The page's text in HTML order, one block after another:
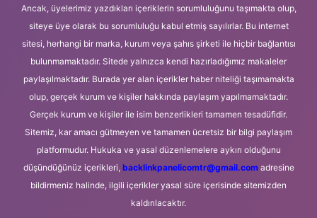
Ancak, üyelerimiz yazdıkları içeriklerin sorumluluğunu taşımakta olup,
siteye üye olarak bu sorumluluğu kabul etmiş sayılırlar. Bu internet
sitesi, herhangi bir marka, kurum veya şahıs şirketi ile hiçbir bağlantısı
bulunmamaktadır. Sitede yalnızca kendi hazırladığımız makaleler
paylaşılmaktadır. Burada yer alan içerikler haber niteliği taşımamakta
olup, gerçek kurum ve kişiler hakkında paylaşım yapılmamaktadır.
Gerçek kurum ve kişiler ile isim benzerlikleri tamamen tesadüfidir.
Sitemiz, kar amacı gütmeyen ve tamamen ücretsiz bir bilgi paylaşım
platformudur. Hukuka ve yasal düzenlemelere aykırı olduğunu
düşündüğünüz içerikleri, backlinkpanelicomtr@gmail.comadresine
bildirmeniz halinde, ilgili içerikler yasal süre içerisinde sitemizden
kaldırılacaktır.